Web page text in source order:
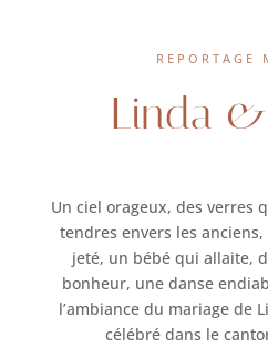
REPORTAGE
Linda
Un ciel orageux, des verres
tendres envers les
jeté, un bébé qui allaite,
bonheur, une danse
l’ambiance du mariage de
célébré dans le